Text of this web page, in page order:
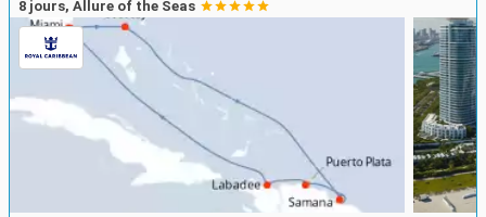
8 jours, Allure of the Seas